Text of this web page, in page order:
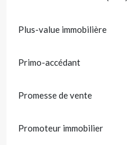
Plus-value immobilière
Primo-accédant
Promesse de vente
Promoteur immobilier